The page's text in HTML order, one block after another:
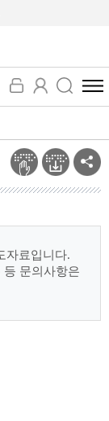
전
체
뉴
보
기
자료입니다.
등 문의사항은